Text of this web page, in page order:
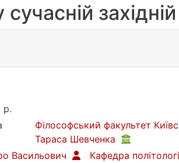
р.
Філософський факультет
Тараса Шевченка
Васильович Кафедра